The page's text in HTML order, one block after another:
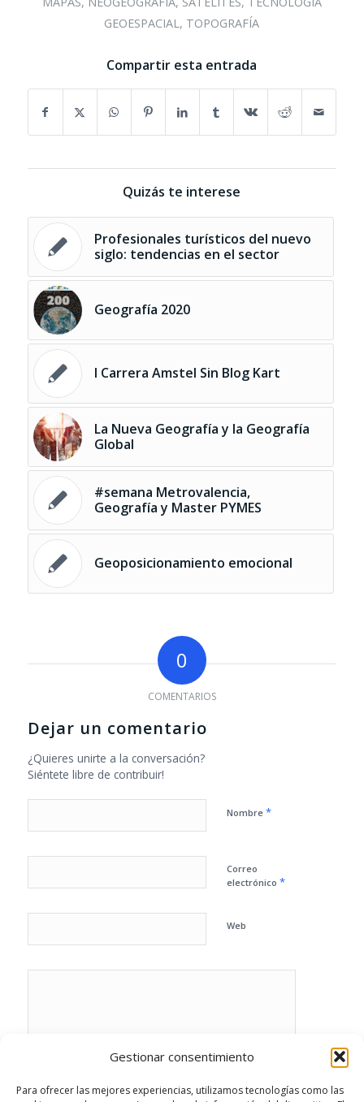
Gestionar consentimiento
Para ofrecer las mejores experiencias, utilizamos tecnologías como las
GEOESPACIAL , TOPOGRAFÍA
Compartir esta entrada
Quizás te interese
Profesionales turísticos del nuevo
siglo: tendencias en el sector
Geografía 2020
I Carrera Amstel Sin Blog Kart
La Nueva Geografía y la Geografía
Global
#semana Metrovalencia,
Geografía y Master PYMES
Geoposicionamiento emocional
0
COMENTARIOS
Dejar un comentario
¿Quieres unirte a la conversación?
Siéntete libre de contribuir!
Nombre *
Correo
electrónico *
Web